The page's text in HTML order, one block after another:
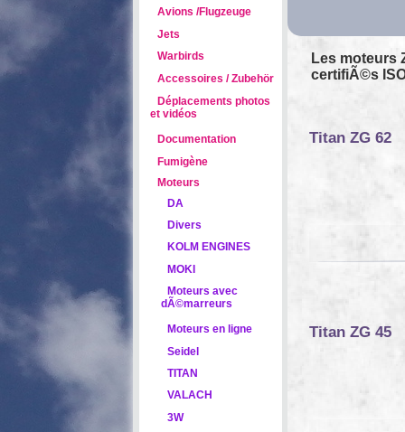
Avions /Flugzeuge
Jets
Warbirds
Accessoires / Zubehör
Déplacements photos
et vidéos
Documentation
Fumigène
Moteurs
DA
Divers
KOLM ENGINES
MOKI
Moteurs avec
dÃ©marreurs
Moteurs en ligne
Seidel
TITAN
VALACH
3W
Les moteurs
certifiÃ©s
Titan ZG 62
Titan ZG 45